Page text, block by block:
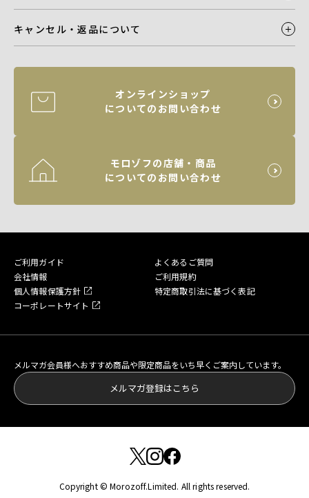
キャンセル・返品について
オンラインショップ
についてのお問い合わせ
モロゾフの店舗・商品
についてのお問い合わせ
ご利用ガイド
よくあるご質問
会社情報
ご利用規約
個人情報保護方針
特定商取引法に基づく表記
コーポレートサイト
メルマガ会員様へおすすめ商品や限定商品をいち早くご案内しています。
メルマガ登録はこちら
Copyright © Morozoff.Limited. All rights reserved.